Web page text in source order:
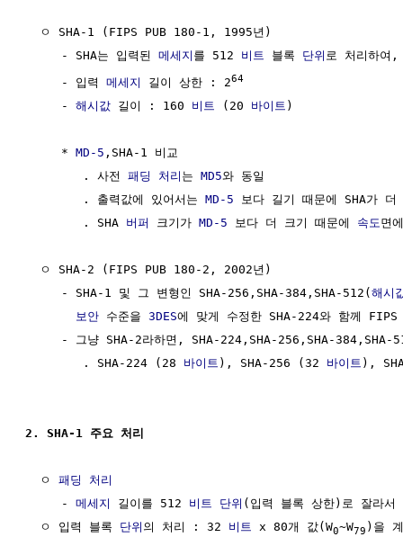
  ㅇ SHA-1 (FIPS PUB 180-1, 1995년)
     - SHA는 입력된
메세지 를 512 비트 블록 단위 로 처리하
     - 입력
메세지 길이 상한 : 264
     -
해시값 길이 : 160 비트 (20 바이트 )
     *
MD-5 ,SHA-1 비교
        . 사전
패딩 처리 는 MD5와 동일
        . 출력값에 있어서는
MD-5 보다 길기 때문에 SHA가
        . SHA
버퍼 크기가 MD-5 보다 더 크기 때문에 속도 면
  ㅇ SHA-2 (FIPS PUB 180-2, 2002년)
     - SHA-1 및 그 변형인 SHA-256,SHA-384,SHA-512(
해시
보안 수준을 3DES에 맞게 수정한 SHA-224와 함께
- 그냥 SHA-2라하면, SHA-224,SHA-256,SHA-384,SHA-
        . SHA-224 (28
바이트 ), SHA-256 (32 바이트 ),
2. SHA-1 주요 처리
  ㅇ
패딩 처리
     -
메세지 길이를 512 비트 단위 (입력 블록 상한)로 잘라
  ㅇ 입력 블록
단위 의 처리 : 32 비트 x 80개 값(W0~W79 )을